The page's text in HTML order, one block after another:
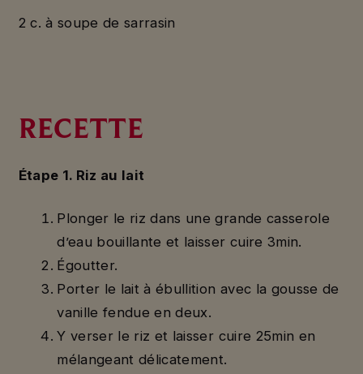
2 c. à soupe de sarrasin
RECETTE
Étape 1. Riz au lait
Plonger le riz dans une grande casserole
d’eau bouillante et laisser cuire 3min.
Égoutter.
Porter le lait à ébullition avec la gousse de
vanille fendue en deux.
Y verser le riz et laisser cuire 25min en
mélangeant délicatement.